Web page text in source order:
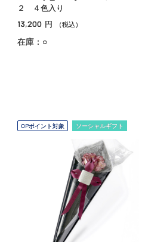
２ ４色入り
13,200 円 （税込）
在庫：○
OPポイント対象 ソーシャルギフト